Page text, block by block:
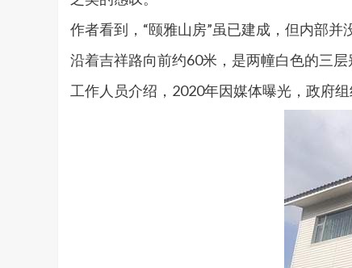
作者看到，“颐雅山房”虽已建成，但内部并
沿着吉祥路向前约60米，是两幢白色的三层
工作人员介绍，2020年因媒体曝光，政府